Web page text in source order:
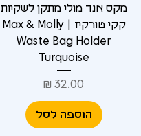
מקס אנד מולי מתקן לשקיות
קקי טורקיז | Max & Molly
Waste Bag Holder
Turquoise
מחיר
הוספה לסל